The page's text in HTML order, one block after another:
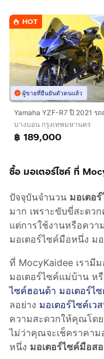
HOT
ผู้ขายที่ยืนยันตัวตนแล้ว
บางบอน กรุงเทพมหานคร
฿ 189,000
ซื้อ มอเตอร์ไซค์ ที่
ปัจจุบันจำนวน มอเตอ
มาก เพราะขับขี่สะดว
แต่การใช้งานหรือคว
มอเตอร์ไซค์มือหนึ่ง ม
ที่ MocyKaidee เรามี
มอเตอร์ไซค์แม่บ้าน ห
ไซค์ฮอนด้า มอเตอร์ไ
ลอย่าง มอเตอร์ไซค์เว
ความสะดวกให้คุณโด
ไม่ว่าคุณจะเช็คราคาม
หนึ่ง มอเตอร์ไซค์มือส